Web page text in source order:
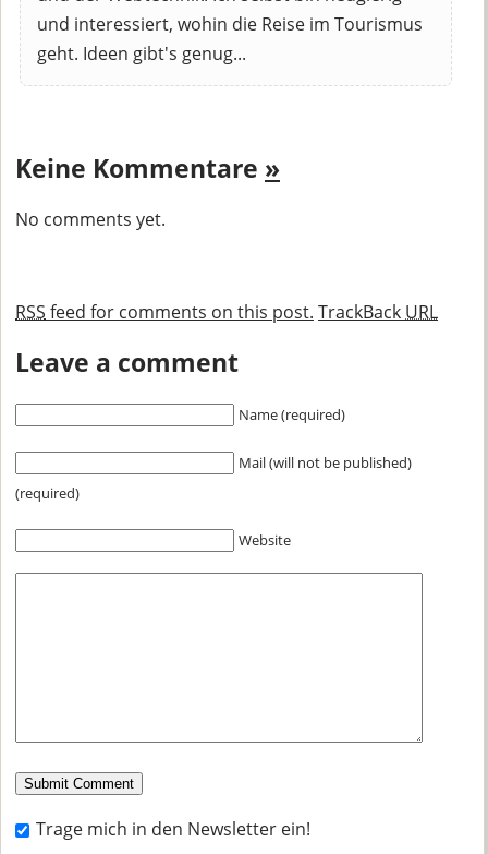
und interessiert, wohin die Reise im Tourismus
geht. Ideen gibt's genug...
Keine Kommentare »
No comments yet.
RSS feed for comments on this post. TrackBack URL
Leave a comment
Name (required)
Mail (will not be published)
(required)
Website
Trage mich in den Newsletter ein!